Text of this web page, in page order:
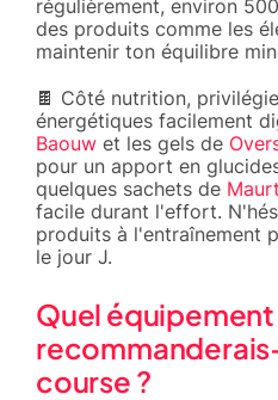
régulièrement, environ
des produits comme les
maintenir ton équilibre
🍫 Côté nutrition,
énergétiques facilement
Baouw et les gels de
pour un apport en
quelques sachets de
facile durant l'effort.
produits à l'entraînement
le jour J.
Quel équipement
course ?